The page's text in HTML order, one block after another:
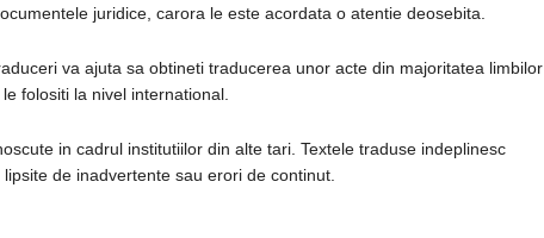
juridice, carora le este acordata o atentie deosebita.
va ajuta sa obtineti traducerea unor acte din majoritatea limbilor
folositi la nivel international.
in cadrul institutiilor din alte tari. Textele traduse indeplinesc
de inadvertente sau erori de continut.